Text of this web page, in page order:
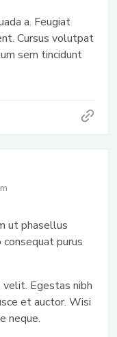
a. Feugiat
Cursus volutpat
sem tincidunt
ut phasellus
consequat purus
Egestas nibh
et auctor. Wisi
neque.